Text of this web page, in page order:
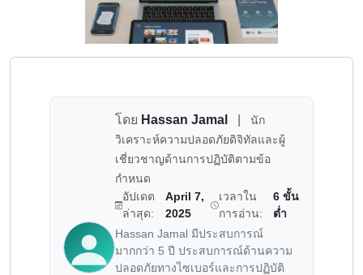
โดย Hassan Jamal
นัก
วิเคราะห์ความปลอดภัยดิจิทัลและผู้
เชี่ยวชาญด้านการปฏิบัติตามข้อ
กำหนด
อัปเดต
ล่าสุด:
April 7,
2025
เวลาใน
การอ่าน:
6 ขั้น
ต่ำ
Hassan Jamal มีประสบการณ์
มากกว่า 5 ปี ประสบการณ์ด้านความ
ปลอดภัยทางไซเบอร์และการปฏิบัติ